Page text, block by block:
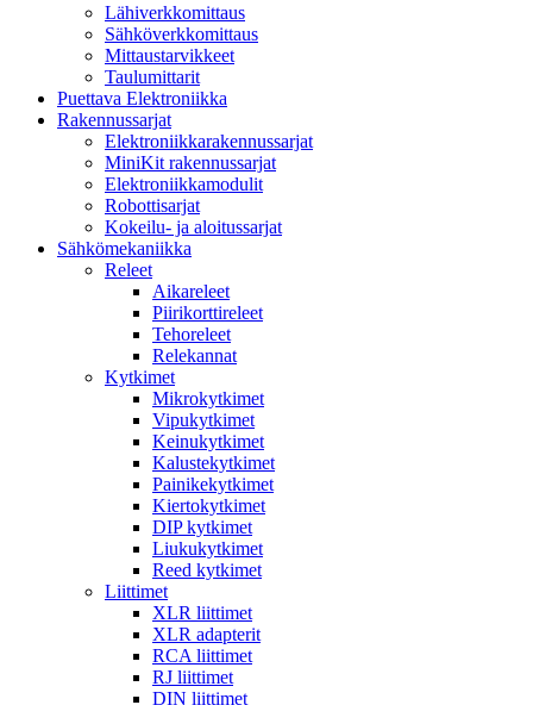
Lähiverkkomittaus
Sähköverkkomittaus
Mittaustarvikkeet
Taulumittarit
Puettava Elektroniikka
Rakennussarjat
Elektroniikkarakennussarjat
MiniKit rakennussarjat
Elektroniikkamodulit
Robottisarjat
Kokeilu- ja aloitussarjat
Sähkömekaniikka
Releet
Aikareleet
Piirikorttireleet
Tehoreleet
Relekannat
Kytkimet
Mikrokytkimet
Vipukytkimet
Keinukytkimet
Kalustekytkimet
Painikekytkimet
Kiertokytkimet
DIP kytkimet
Liukukytkimet
Reed kytkimet
Liittimet
XLR liittimet
XLR adapterit
RCA liittimet
RJ liittimet
DIN liittimet